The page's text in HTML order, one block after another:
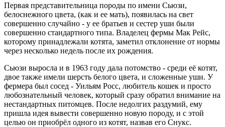
Первая представительница породы по имени Сьюзи,
белоснежного цвета, (как и ее мать), появилась на свет
совершенно случайно - у ее братьев и сестер уши были
совершенно стандартного типа. Владелец фермы Мак Рейс,
которому принадлежали котята, заметил отклонение от нормы
через несколько недель после их рождения.
Сьюзи выросла и в 1963 году дала потомство - среди её котят,
двое также имели шерсть белого цвета, и сложенные уши. У
фермера был сосед - Уильям Росс, любитель кошек и просто
любознательный человек, который сразу обратил внимание на
нестандартных питомцев. После недолгих раздумий, ему
пришла идея вывести совершенно новую породу, и с этой
целью он приобрёл одного из котят, назвав его Снукс.